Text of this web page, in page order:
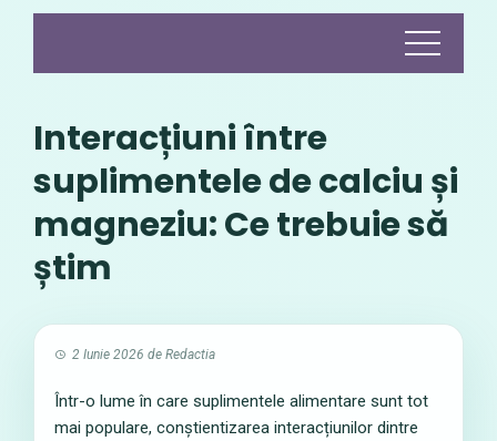
Interacțiuni între
suplimentele de calciu și
magneziu: Ce trebuie să
știm
2 Iunie 2026 de Redactia
Într-o lume în care suplimentele alimentare sunt tot
mai populare, conștientizarea interacțiunilor dintre